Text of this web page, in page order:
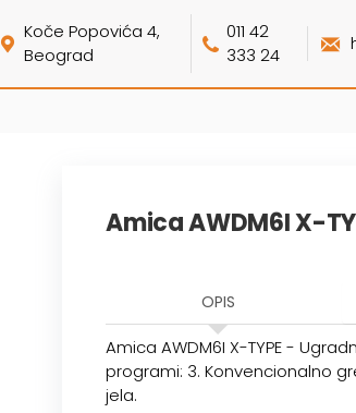
Koče Popovića 4,
Beograd
011 42
333 24
Amica AWDM6I X-
OPIS
Amica AWDM6I X-TYPE -
programi: 3. Konvencionalno
jela.